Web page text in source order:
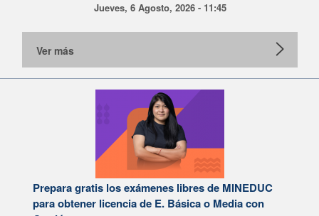
Jueves, 6 Agosto, 2026 - 11:45
Ver más
Prepara gratis los exámenes libres de MINEDUC
para obtener licencia de E. Básica o Media con